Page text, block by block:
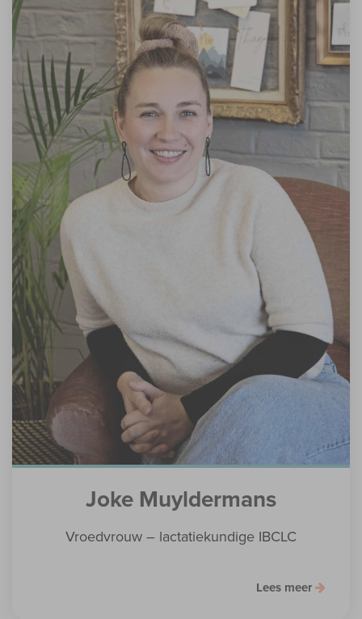
Joke Muyldermans
Vroedvrouw – lactatiekundige IBCLC
Lees meer